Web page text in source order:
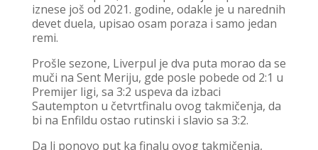
iznese još od 2021. godine, odakle je u narednih
devet duela, upisao osam poraza i samo jedan
remi.
Prošle sezone, Liverpul je dva puta morao da se
muči na Sent Meriju, gde posle pobede od 2:1 u
Premijer ligi, sa 3:2 uspeva da izbaci
Sautempton u četvrtfinalu ovog takmičenja, da
bi na Enfildu ostao rutinski i slavio sa 3:2.
Da li ponovo put ka finalu ovog takmičenja,